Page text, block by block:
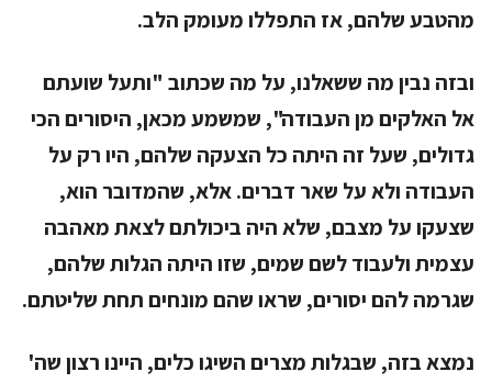
מהטבע שלהם, אז התפללו מעומק הלב.
ובזה נבין מה ששאלנו, על מה שכתוב "ותעל שועתם
אל האלקים מן העבודה", שמשמע מכאן, היסורים הכי
גדולים, שעל זה היתה כל הצעקה שלהם, היו רק על
העבודה ולא על שאר דברים. אלא, שהמדובר הוא,
שצעקו על מצבם, שלא היה ביכולתם לצאת מאהבה
עצמית ולעבוד לשם שמים, שזו היתה הגלות שלהם,
שגרמה להם יסורים, שראו שהם מונחים תחת שליטתם.
נמצא בזה, שבגלות מצרים השיגו כלים, היינו רצון שה'